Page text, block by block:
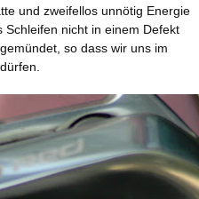
und zweifellos unnötig Energie
nicht in einem Defekt
so dass wir uns im